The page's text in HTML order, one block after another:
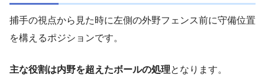
捕手の視点から見た時に左側の外野フェンス前に守備位置
を構えるポジションです。
主な役割は内野を超えたボールの処理となります。